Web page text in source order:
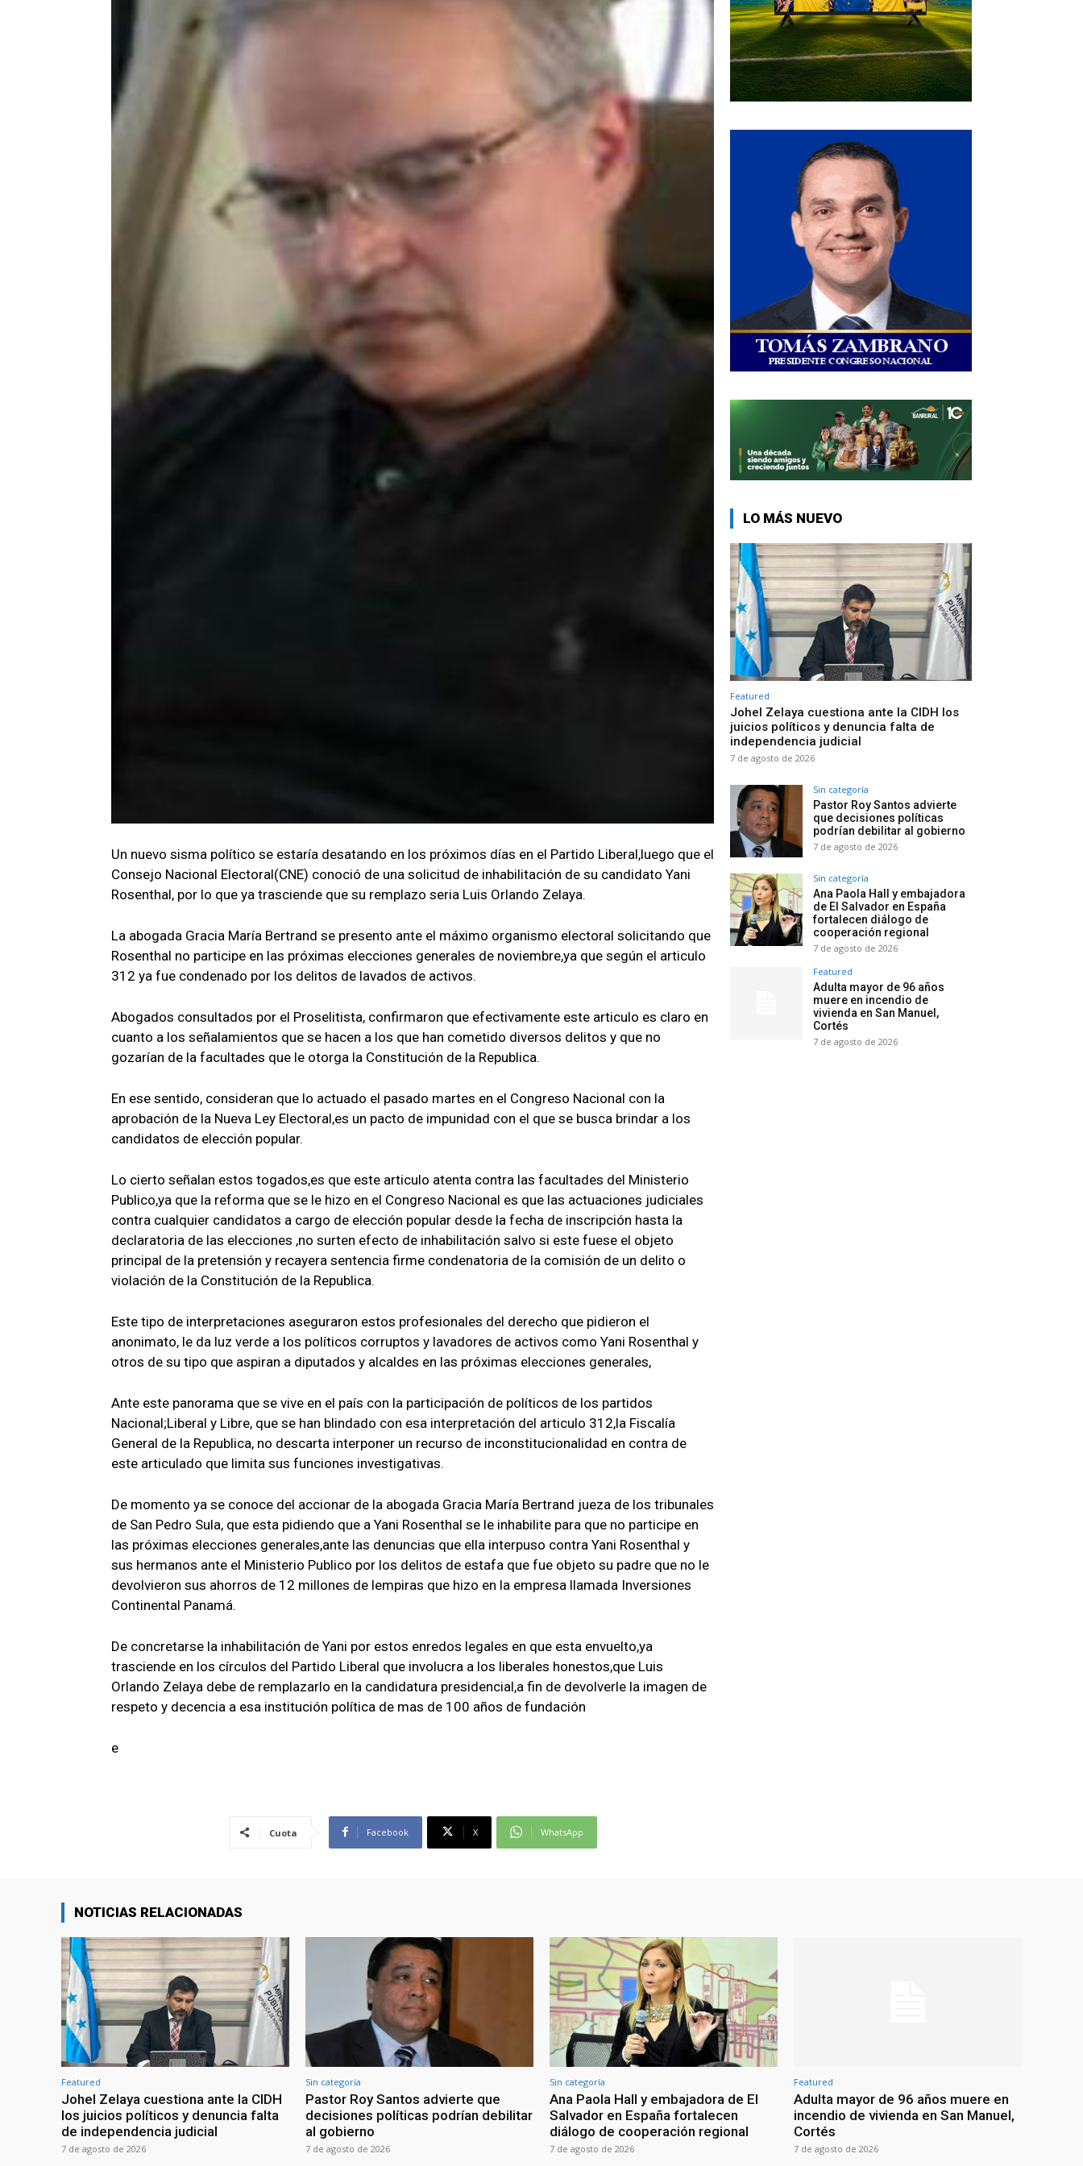
Un nuevo sisma político se estaría desatando en los próximos días en el Partido Liberal,luego que el
Consejo Nacional Electoral(CNE) conoció de una solicitud de inhabilitación de su candidato Yani
Rosenthal, por lo que ya trasciende que su remplazo seria Luis Orlando Zelaya.
La abogada Gracia María Bertrand se presento ante el máximo organismo electoral solicitando que
Rosenthal no participe en las próximas elecciones generales de noviembre,ya que según el articulo
312 ya fue condenado por los delitos de lavados de activos.
Abogados consultados por el Proselitista, confirmaron que efectivamente este articulo es claro en
cuanto a los señalamientos que se hacen a los que han cometido diversos delitos y que no
gozarían de la facultades que le otorga la Constitución de la Republica.
En ese sentido, consideran que lo actuado el pasado martes en el Congreso Nacional con la
aprobación de la Nueva Ley Electoral,es un pacto de impunidad con el que se busca brindar a los
candidatos de elección popular.
Lo cierto señalan estos togados,es que este articulo atenta contra las facultades del Ministerio
Publico,ya que la reforma que se le hizo en el Congreso Nacional es que las actuaciones judiciales
contra cualquier candidatos a cargo de elección popular desde la fecha de inscripción hasta la
declaratoria de las elecciones ,no surten efecto de inhabilitación salvo si este fuese el objeto
principal de la pretensión y recayera sentencia firme condenatoria de la comisión de un delito o
violación de la Constitución de la Republica.
Este tipo de interpretaciones aseguraron estos profesionales del derecho que pidieron el
anonimato, le da luz verde a los políticos corruptos y lavadores de activos como Yani Rosenthal y
otros de su tipo que aspiran a diputados y alcaldes en las próximas elecciones generales,
Ante este panorama que se vive en el país con la participación de políticos de los partidos
Nacional;Liberal y Libre, que se han blindado con esa interpretación del articulo 312,la Fiscalía
General de la Republica, no descarta interponer un recurso de inconstitucionalidad en contra de
este articulado que limita sus funciones investigativas.
De momento ya se conoce del accionar de la abogada Gracia María Bertrand jueza de los tribunales
de San Pedro Sula, que esta pidiendo que a Yani Rosenthal se le inhabilite para que no participe en
las próximas elecciones generales,ante las denuncias que ella interpuso contra Yani Rosenthal y
sus hermanos ante el Ministerio Publico por los delitos de estafa que fue objeto su padre que no le
devolvieron sus ahorros de 12 millones de lempiras que hizo en la empresa llamada Inversiones
Continental Panamá.
De concretarse la inhabilitación de Yani por estos enredos legales en que esta envuelto,ya
trasciende en los círculos del Partido Liberal que involucra a los liberales honestos,que Luis
Orlando Zelaya debe de remplazarlo en la candidatura presidencial,a fin de devolverle la imagen de
respeto y decencia a esa institución política de mas de 100 años de fundación
e
Cuota Facebook X WhatsApp
LO MÁS NUEVO
Featured
Johel Zelaya cuestiona ante la CIDH los
juicios políticos y denuncia falta de
independencia judicial
7 de agosto de 2026
Sin categoría
Pastor Roy Santos advierte
que decisiones políticas
podrían debilitar al gobierno
7 de agosto de 2026
Sin categoría
Ana Paola Hall y embajadora
de El Salvador en España
fortalecen diálogo de
cooperación regional
7 de agosto de 2026
Featured
Adulta mayor de 96 años
muere en incendio de
vivienda en San Manuel,
Cortés
7 de agosto de 2026
NOTICIAS RELACIONADAS
Featured
Johel Zelaya cuestiona ante la CIDH
los juicios políticos y denuncia falta
de independencia judicial
7 de agosto de 2026
Sin categoría
Pastor Roy Santos advierte que
decisiones políticas podrían debilitar
al gobierno
7 de agosto de 2026
Sin categoría
Ana Paola Hall y embajadora de El
Salvador en España fortalecen
diálogo de cooperación regional
7 de agosto de 2026
Featured
Adulta mayor de 96 años muere en
incendio de vivienda en San Manuel,
Cortés
7 de agosto de 2026